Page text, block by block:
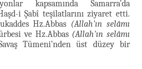
kapsamında Samarra’da
i Şabî teşilatlarını ziyaret etti.
Hz.Abbas (Allah'ın selâmı
ve Hz.Abbas (Allah'ın selâmı
Tümeni’nden üst düzey bir